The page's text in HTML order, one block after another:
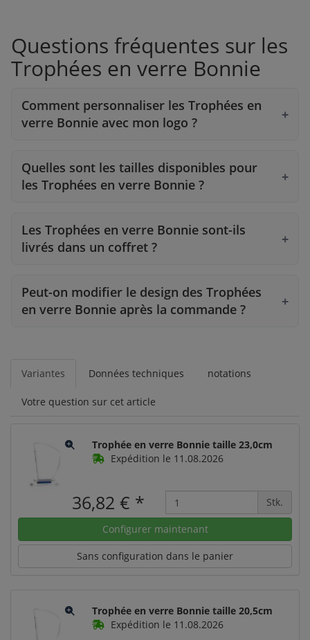
Questions fréquentes sur les
Trophées en verre Bonnie
Comment personnaliser les Trophées en
verre Bonnie avec mon logo ?
Quelles sont les tailles disponibles pour
les Trophées en verre Bonnie ?
Les Trophées en verre Bonnie sont-ils
livrés dans un coffret ?
Peut-on modifier le design des Trophées
en verre Bonnie après la commande ?
Variantes Données techniques notations
Votre question sur cet article
Trophée en verre Bonnie taille 23,0cm
Expédition le 11.08.2026
36,82 € * Stk.
Configurer maintenant
Sans configuration dans le panier
Trophée en verre Bonnie taille 20,5cm
Expédition le 11.08.2026